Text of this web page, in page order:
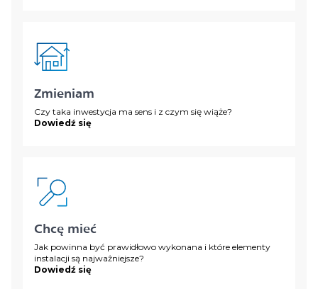
Zmieniam
Czy taka inwestycja ma sens i z czym się wiąże?
Dowiedź się
Chcę mieć
Jak powinna być prawidłowo wykonana i które elementy
instalacji są najważniejsze?
Dowiedź się